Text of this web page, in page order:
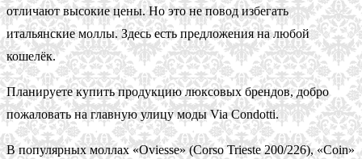
отличают высокие цены. Но это не повод избегать
итальянские моллы. Здесь есть предложения на любой
кошелёк.
Планируете купить продукцию люксовых брендов, добро
пожаловать на главную улицу моды Via Condotti.
В популярных моллах «Oviesse» (Corso Trieste 200/226), «Coin»